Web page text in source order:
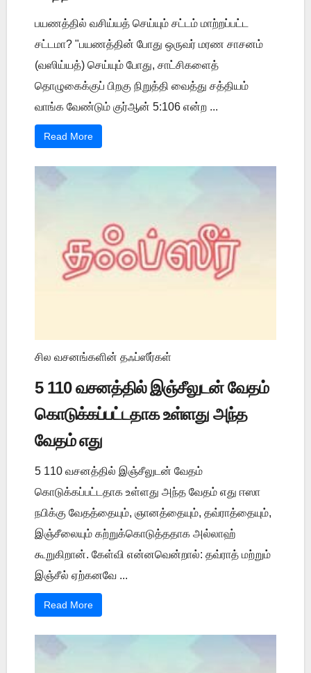
பயணத்தில் வசிய்யத் செய்யும் சட்டம் மாற்றப்பட்ட
சட்டமா? "பயணத்தின் போது ஒருவர் மரண சாசனம்
(வஸிய்யத்) செய்யும் போது, சாட்சிகளைத்
தொழுகைக்குப் பிறகு நிறுத்தி வைத்து சத்தியம்
வாங்க வேண்டும் குர்ஆன் 5:106 என்ற ...
Read More
சில வசனங்களின் தஃப்ஸீர்கள்
5 110 வசனத்தில் இஞ்சீலுடன் வேதம்
கொடுக்கப்பட்டதாக உள்ளது அந்த
வேதம் எது
5 110 வசனத்தில் இஞ்சீலுடன் வேதம்
கொடுக்கப்பட்டதாக உள்ளது அந்த வேதம் எது ஈஸா
நபிக்கு வேதத்தையும், ஞானத்தையும், தவ்ராத்தையும்,
இஞ்சீலையும் கற்றுக்கொடுத்ததாக அல்லாஹ்
கூறுகிறான். கேள்வி என்னவென்றால்: தவ்ராத் மற்றும்
இஞ்சீல் ஏற்கனவே ...
Read More